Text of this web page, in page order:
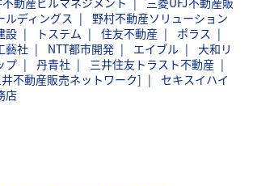
ルディングス
野村不動産ソリューション
設 トステム 住友不動産
ポラス
藝社 NTT都市開発 エイブル
大和リ
プ 丹青社
三井住友トラスト不動産
不動産販売ネットワーク]
セキスイハイ
店